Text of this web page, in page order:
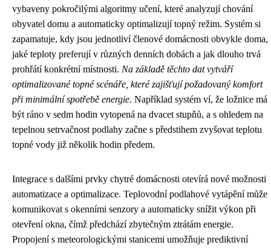
vybaveny pokročilými algoritmy učení, které analyzují chování
obyvatel domu a automaticky optimalizují topný režim. Systém si
zapamatuje, kdy jsou jednotliví členové domácnosti obvykle doma,
jaké teploty preferují v různých denních dobách a jak dlouho trvá
prohřátí konkrétní místnosti. Na základě těchto dat vytváří
optimalizované topné scénáře, které zajišťují požadovaný komfort
při minimální spotřebě energie. Například systém ví, že ložnice má
být ráno v sedm hodin vytopená na dvacet stupňů, a s ohledem na
tepelnou setrvačnost podlahy začne s předstihem zvyšovat teplotu
topné vody již několik hodin předem.
Integrace s dalšími prvky chytré domácnosti otevírá nové možnosti
automatizace a optimalizace. Teplovodní podlahové vytápění může
komunikovat s okenními senzory a automaticky snížit výkon při
otevření okna, čímž předchází zbytečným ztrátám energie.
Propojení s meteorologickými stanicemi umožňuje prediktivní